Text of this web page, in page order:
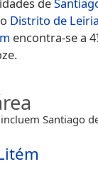
Distrito de Leiria
encontra-se a
Santiago